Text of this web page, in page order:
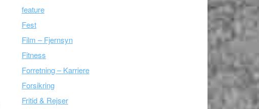
feature
Fest
Film – Fjernsyn
Fitness
Forretning – Karriere
Forsikring
Fritid & Rejser